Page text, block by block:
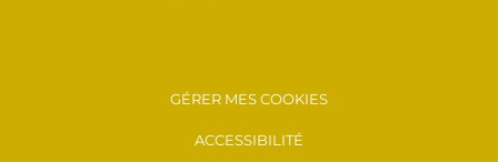
GÉRER MES COOKIES
ACCESSIBILITÉ